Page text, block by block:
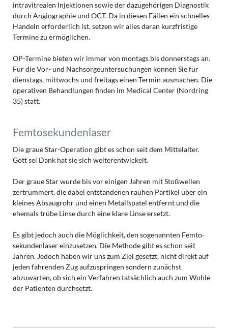
intra­vitrealen Injektionen sowie der dazu­gehörigen Diagnostik
durch Angio­graphie und OCT. Da in diesen Fällen ein schnelles
Handeln erforderlich ist, setzen wir alles daran kurzfristige
Termine zu ermöglichen.
OP-Termine bieten wir immer von montags bis donnerstags an.
Für die Vor- und Nach­sorge­unter­suchungen können Sie für
dienstags, mittwochs und freitags einen Termin ausmachen. Die
operativen Behandlungen finden im Medical Center (Nordring
35) statt.
Femtosekundenlaser
Die graue Star-Operation gibt es schon seit dem Mittelalter.
Gott sei Dank hat sie sich weiterentwickelt.
Der graue Star wurde bis vor einigen Jahren mit Stoßwellen
zertrümmert, die dabei entstandenen rauhen Partikel über ein
kleines Absaugrohr und einen Metallspatel entfernt und die
ehemals trübe Linse durch eine klare Linse ersetzt.
Es gibt jedoch auch die Möglichkeit, den sogenannten Femto­
sekunden­laser einzusetzen. Die Methode gibt es schon seit
Jahren. Jedoch haben wir uns zum Ziel gesetzt, nicht direkt auf
jeden fahrenden Zug aufzuspringen sondern zunächst
abzuwarten, ob sich ein Verfahren tatsächlich auch zum Wohle
der Patienten durchsetzt.